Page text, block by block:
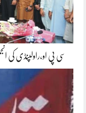
سی پی او،راولپنڈی کی